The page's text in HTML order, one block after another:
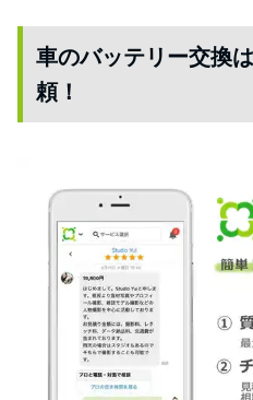
車のバッテリー交換
頼！